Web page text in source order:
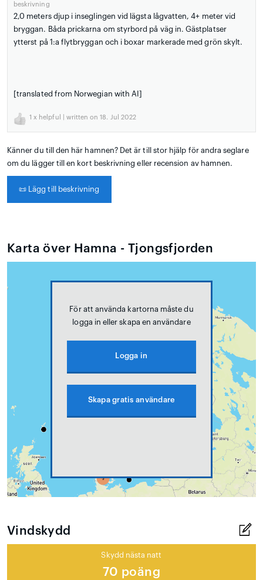
beskrivning
2,0 meters djup i inseglingen vid lägsta lågvatten, 4+ meter vid
bryggan. Båda prickarna om styrbord på väg in. Gästplatser
ytterst på 1:a flytbryggan och i boxar markerade med grön skylt.
[translated from Norwegian with AI]
1 x helpful | written on 18. Jul 2022
Känner du till den här hamnen? Det är till stor hjälp för andra seglare
om du lägger till en kort beskrivning eller recension av hamnen.
📜 Lägg till beskrivning
Karta över Hamna - Tjongsfjorden
För att använda kartorna måste du
logga in eller skapa en användare
Logga in
Skapa gratis användare
Vindskydd
Skydd nästa natt
70 poäng